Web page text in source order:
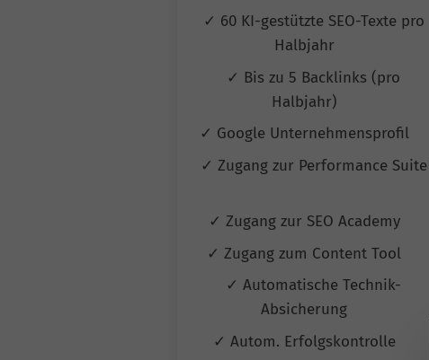
✓ 60 KI-gestützte SEO-Texte pro
Halbjahr
✓ Bis zu 5 Backlinks (pro
Halbjahr)
✓ Google Unternehmensprofil
✓ Zugang zur Performance Suite
✓ Zugang zur SEO Academy
✓ Zugang zum Content Tool
✓ Automatische Technik-
Absicherung
✓ Autom. Erfolgskontrolle